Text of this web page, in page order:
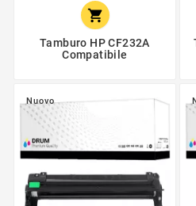

Tamburo HP CF232A
Compatibile
Nuovo